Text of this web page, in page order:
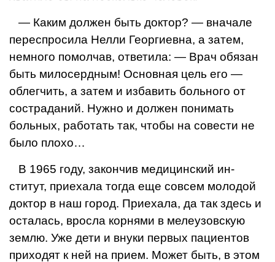
— Каким должен быть доктор? — вна­чале
переспросила Нелли Георгиевна, а затем,
немного помолчав, ответила: — Врач обязан
быть милосердным! Основ­ная цель его —
облегчить, а затем и из­бавить больного от
состраданий. Нужно и должен понимать
больных, работать так, чтобы на совести не
было плохо…
В 1965 году, закончив медицинский ин­
ститут, приехала тогда еще совсем моло­дой
доктор в наш город. Приехала, да так здесь и
осталась, вросла корнями в мелеузовскую
землю. Уже дети и внуки первых пациентов
приходят к ней на при­ем. Может быть, в этом